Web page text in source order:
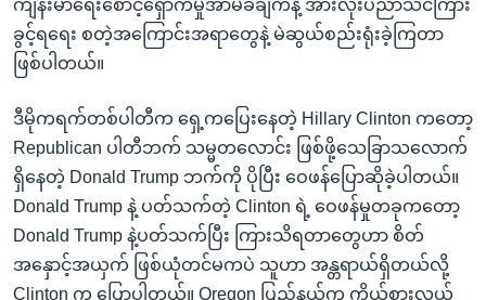
ကျန်းမာရေးစောင့်ရှောက်မှုအာမခံချက်နဲ့ အားလုံးပညာသင်ကြား
ခွင့်ရရေး စတဲ့အကြောင်းအရာတွေနဲ့ မဲဆွယ်စည်းရုံးခဲ့ကြတာ
ဖြစ်ပါတယ်။
ဒီမိုကရက်တစ်ပါတီက ရှေ့ကပြေးနေတဲ့ Hillary Clinton ကတော့
Republican ပါတီဘက် သမ္မတလောင်း ဖြစ်ဖို့သေခြာသလောက်
ရှိနေတဲ့ Donald Trump ဘက်ကို ပိုပြီး ဝေဖန်ပြောဆိုခဲ့ပါတယ်။
Donald Trump နဲ့ ပတ်သက်တဲ့ Clinton ရဲ့ ဝေဖန်မှုတခုကတော့
Donald Trump နဲ့ပတ်သက်ပြီး ကြားသိရတာတွေဟာ စိတ်
အနှောင့်အယှက် ဖြစ်ယုံတင်မကပဲ သူဟာ အန္တရာယ်ရှိတယ်လို့
Clinton က ပြောပါတယ်။ Oregon ပြည်နယ်က ကိုယ်စားလှယ်